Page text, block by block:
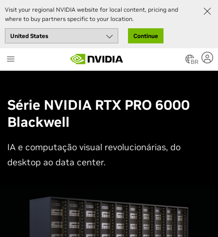
Visit your regional NVIDIA website for local content, pricing and
where to buy partners specific to your location.
Continue
to
main
BR
Série NVIDIA RTX PRO 6000
Blackwell
IA e computação visual revolucionárias, do
desktop ao data center.